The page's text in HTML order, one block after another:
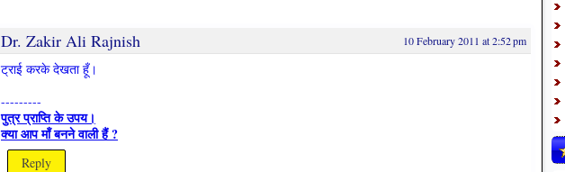
Dr. Zakir Ali Rajnish 10 February 2011 at 2:52 pm
ट्राई करके देखता हूँ।
---------
पुत्र प्राप्ति के उपय।
क्‍या आप मॉं बनने वाली हैं ?
Reply